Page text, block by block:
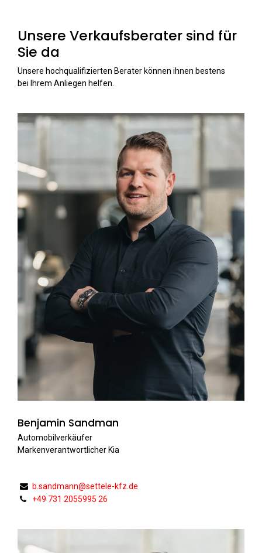
Unsere Verkaufsberater sind für
Sie da
Unsere hochqualifizierten Berater können ihnen bestens
bei Ihrem Anliegen helfen.
Benjamin Sandman
Automobilverkäufer
Markenverantwortlicher Kia
b.sandmann@settele-kfz.de
+49 731 2055995 26